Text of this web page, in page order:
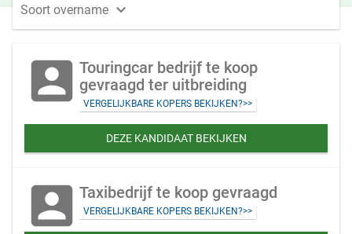
Soort overname 
account_box Touringcar bedrijf te koop
gevraagd ter uitbreiding
VERGELIJKBARE KOPERS BEKIJKEN?>>
DEZE KANDIDAAT BEKIJKEN
account_box Taxibedrijf te koop gevraagd
VERGELIJKBARE KOPERS BEKIJKEN?>>